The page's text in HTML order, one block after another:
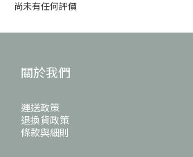
尚未有任何評價
關於我們
運送政策
退換貨政策
條款與細則